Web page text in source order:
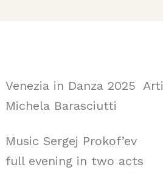
Venezia in Danza 2025
Michela Barasciutti
Music Sergej Prokof’ev
full evening in two acts